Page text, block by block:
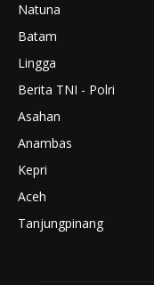
Natuna
Batam
Lingga
Berita TNI - Polri
Asahan
Anambas
Kepri
Aceh
Tanjungpinang